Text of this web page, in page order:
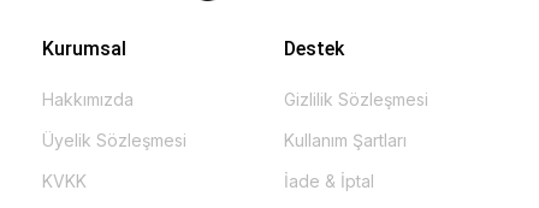
Kurumsal
Hakkımızda
Üyelik Sözleşmesi
KVKK
Destek
Gizlilik Sözleşmesi
Kullanım Şartları
İade & İptal